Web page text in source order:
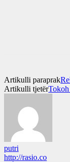
Artikulli paraprak
Artikulli tjetër
putri
http://rasio.co